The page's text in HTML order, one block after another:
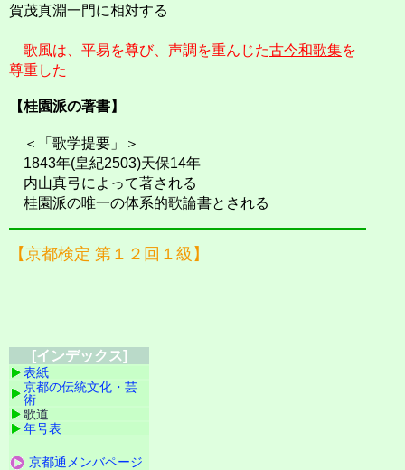
賀茂真淵一門に相対する
歌風は、平易を尊び、声調を重んじた古今和歌集を
尊重した
【桂園派の著書】
＜「歌学提要」＞
1843年(皇紀2503)天保14年
内山真弓によって著される
桂園派の唯一の体系的歌論書とされる
【京都検定 第１２回１級】
[インデックス]
表紙
京都の伝統文化・芸
術
歌道
年号表
京都通メンバページ